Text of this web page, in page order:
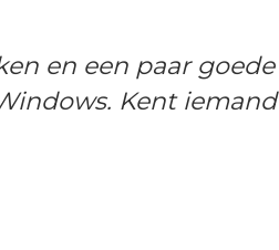
en een paar goede
Kent iemand